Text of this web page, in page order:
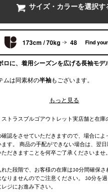
サイズ・カラーを選択す
173cm / 70kg 48 Find
ロに、着用シーズンを広げる長袖モデ
ムは同素材の半袖もございます。
ご好評いただいているニットポロシャ
術、ノウハウをもとに様々なアイテム
シンプルなデザイン性と緻密に計算
オリティな着心地も実現しています。
スタイリングの幅を広げてくれる一着
されますので色が揃っているうちに
ょうか。
もっと見る
トラスブルゴアウトレット実店舗と在
認をさせていただきますので、場合によ
す。 商品の手配ができない場合は、翌
だきますことを何卒ご了承くださいませ。
た段階で、お客様の在庫は30分間確保
りませんのでご注意ください。 30分を
ジにお進み下さい。